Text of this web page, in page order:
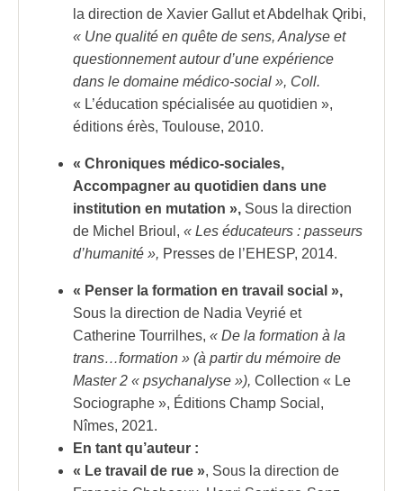
la direction de Xavier Gallut et Abdelhak Qribi,
« Une qualité en quête de sens, Analyse et
questionnement autour d’une expérience
dans le domaine médico-social », Coll.
« L’éducation spécialisée au quotidien »,
éditions érès, Toulouse, 2010.
« Chroniques médico-sociales,
Accompagner au quotidien dans une
institution en mutation », Sous la direction
de Michel Brioul, « Les éducateurs : passeurs
d’humanité », Presses de l’EHESP, 2014.
« Penser la formation en travail social »,
Sous la direction de Nadia Veyrié et
Catherine Tourrilhes, « De la formation à la
trans…formation » (à partir du mémoire de
Master 2 « psychanalyse »), Collection « Le
Sociographe », Éditions Champ Social,
Nîmes, 2021.
En tant qu’auteur :
« Le travail de rue », Sous la direction de